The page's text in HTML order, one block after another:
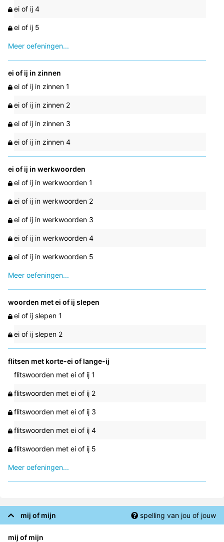
ei of ij 4
ei of ij 5
Meer oefeningen...
ei of ij in zinnen
ei of ij in zinnen 1
ei of ij in zinnen 2
ei of ij in zinnen 3
ei of ij in zinnen 4
ei of ij in werkwoorden
ei of ij in werkwoorden 1
ei of ij in werkwoorden 2
ei of ij in werkwoorden 3
ei of ij in werkwoorden 4
ei of ij in werkwoorden 5
Meer oefeningen...
woorden met ei of ij slepen
ei of ij slepen 1
ei of ij slepen 2
flitsen met korte-ei of lange-ij
flitswoorden met ei of ij 1
flitswoorden met ei of ij 2
flitswoorden met ei of ij 3
flitswoorden met ei of ij 4
flitswoorden met ei of ij 5
Meer oefeningen...
mij of mijn spelling van jou of jouw
mij of mijn